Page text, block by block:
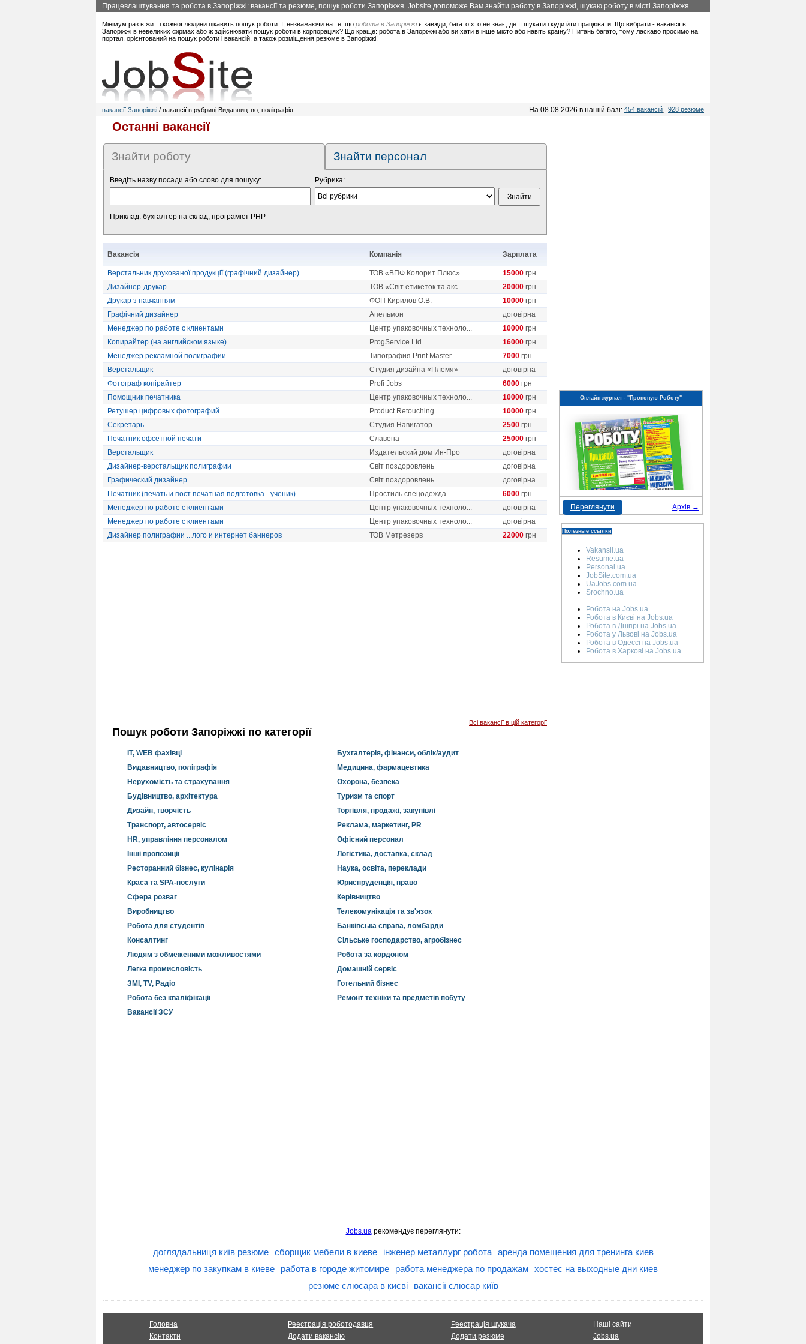
Працевлаштування та робота в Запоріжжі: вакансії та резюме, пошук роботи Запоріжжя. Jobsite допоможе Вам знайти работу в Запоріжжі, шукаю роботу в місті Запоріжжя.
Мінімум раз в житті кожної людини цікавить пошук роботи. І, незважаючи на те, що робота в Запоріжжіє завжди, багато хто не знає, де її шукати і куди йти працювати. Що вибрати - вакансії в
Запоріжжі в невеликих фірмах або ж здійснювати пошук роботи в корпораціях? Що краще: робота в Запоріжжі або виїхати в інше місто або навіть країну? Питань багато, тому ласкаво просимо на
портал, орієнтований на пошук роботи і вакансій, а також розміщення резюме в Запоріжжі!
вакансії Запоріжжі / вакансії в рубриці Видавництво, поліграфія На 08.08.2026 в нашій базі: 454 вакансій, 928 резюме
Останні вакансії
Знайти роботу Знайти персонал
Введіть назву посади або слово для пошуку:
Приклад: бухгалтер на склад, програміст PHP
Рубрика:
Вакансія Компанія Зарплата
Верстальник друкованої продукції (графічний дизайнер) ТОВ «ВПФ Колорит Плюс» 15000 грн
Дизайнер-друкар
ТОВ «Світ етикеток та акс... 20000 грн
Друкар з навчанням
ФОП Кирилов О.В. 10000 грн
Графічний дизайнер
Апельмон
договірна
Менеджер по работе с клиентами
Центр упаковочных техноло... 10000 грн
Копирайтер (на английском языке)
ProgService Ltd 16000 грн
Менеджер рекламной полиграфии
Типография Print Master 7000 грн
Верстальщик
Студия дизайна «Племя»
договірна
Фотограф копірайтер
Profi Jobs 6000 грн
Помощник печатника
Центр упаковочных техноло... 10000 грн
Ретушер цифровых фотографий
Product Retouching 10000 грн
Секретарь
Студия Навигатор 2500 грн
Печатник офсетной печати
Славена 25000 грн
Верстальщик
Издательский дом Ин-Про
договірна
Дизайнер-верстальщик полиграфии
Світ поздоровлень
договірна
Графический дизайнер
Світ поздоровлень
договірна
Печатник (печать и пост печатная подготовка - ученик)
Простиль спецодежда 6000 грн
Менеджер по работе с клиентами
Центр упаковочных техноло...
договірна
Менеджер по работе с клиентами
Центр упаковочных техноло...
договірна
Дизайнер полиграфии ...лого и интернет баннеров
ТОВ Метрезерв 22000 грн
Всі вакансії в цій категорії
Пошук роботи Запоріжжі по категорії
IT, WEB фахівці
Бухгалтерія, фінанси, облік/аудит
Видавництво, поліграфія
Медицина, фармацевтика
Нерухомість та страхування
Охорона, безпека
Будівництво, архітектура
Туризм та спорт
Дизайн, творчість
Торгівля, продажі, закупівлі
Транспорт, автосервіс
Реклама, маркетинг, PR
HR, управління персоналом
Офісний персонал
Інші пропозиції
Логістика, доставка, склад
Ресторанний бізнес, кулінарія
Наука, освіта, переклади
Краса та SPA-послуги
Юриспруденція, право
Сфера розваг
Керівництво
Виробництво
Телекомунікація та зв'язок
Робота для студентів
Банківська справа, ломбарди
Консалтинг
Сільське господарство, агробізнес
Людям з обмеженими можливостями
Робота за кордоном
Легка промисловість
Домашній сервіс
ЗМІ, TV, Радіо
Готельний бізнес
Робота без кваліфікації
Ремонт техніки та предметів побуту
Вакансії ЗСУ
Онлайн журнал - "Пропоную Роботу"
Архів →
Переглянути
Полезные ссылки
Vakansii.ua
Resume.ua
Personal.ua
JobSite.com.ua
UaJobs.com.ua
Srochno.ua
Робота на Jobs.ua
Робота в Києві на Jobs.ua
Робота в Дніпрі на Jobs.ua
Робота у Львові на Jobs.ua
Робота в Одессі на Jobs.ua
Робота в Харкові на Jobs.ua
Jobs.uaрекомендує переглянути:
доглядальниця київ резюме сборщик мебели в киеве інженер металлург робота
аренда помещения для тренинга киев
менеджер по закупкам в киеве
работа в городе житомире работа менеджера по продажам хостес на выходные дни киев
резюме слюсара в києві
вакансії слюсар київ
Головна
Контакти
Реестрація роботодавця
Додати вакансію
Реестрація шукача
Додати резюме
Наші сайти
Jobs.ua